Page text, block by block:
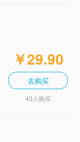
￥29.90
去购买
43人购买